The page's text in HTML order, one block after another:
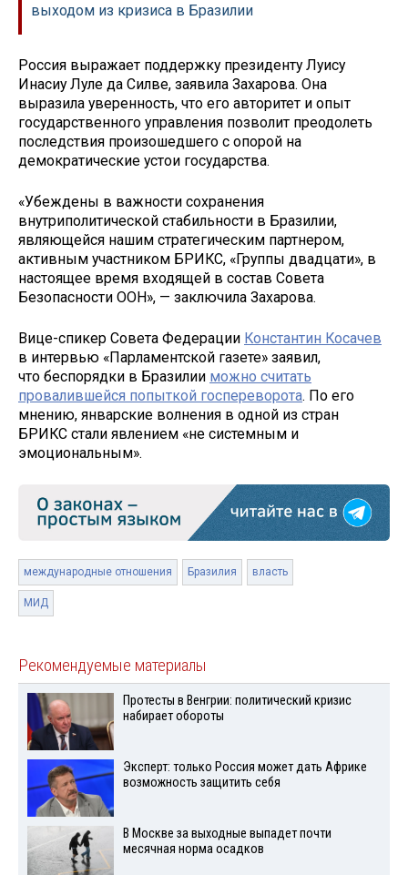
выходом из кризиса в Бразилии
Россия выражает поддержку президенту Луису
Инасиу Луле да Силве, заявила Захарова. Она
выразила уверенность, что его авторитет и опыт
государственного управления позволит преодолеть
последствия произошедшего с опорой на
демократические устои государства.
«Убеждены в важности сохранения
внутриполитической стабильности в Бразилии,
являющейся нашим стратегическим партнером,
активным участником БРИКС, «Группы двадцати», в
настоящее время входящей в состав Совета
Безопасности ООН», — заключила Захарова.
Вице-спикер Совета Федерации Константин Косачев
в интервью «Парламентской газете» заявил,
что беспорядки в Бразилии можно считать
провалившейся попыткой госпереворота. По его
мнению, январские волнения в одной из стран
БРИКС стали явлением «не системным и
эмоциональным».
международные отношения Бразилия власть
МИД
Рекомендуемые материалы
Протесты в Венгрии: политический кризис
набирает обороты
Эксперт: только Россия может дать Африке
возможность защитить себя
В Москве за выходные выпадет почти
месячная норма осадков